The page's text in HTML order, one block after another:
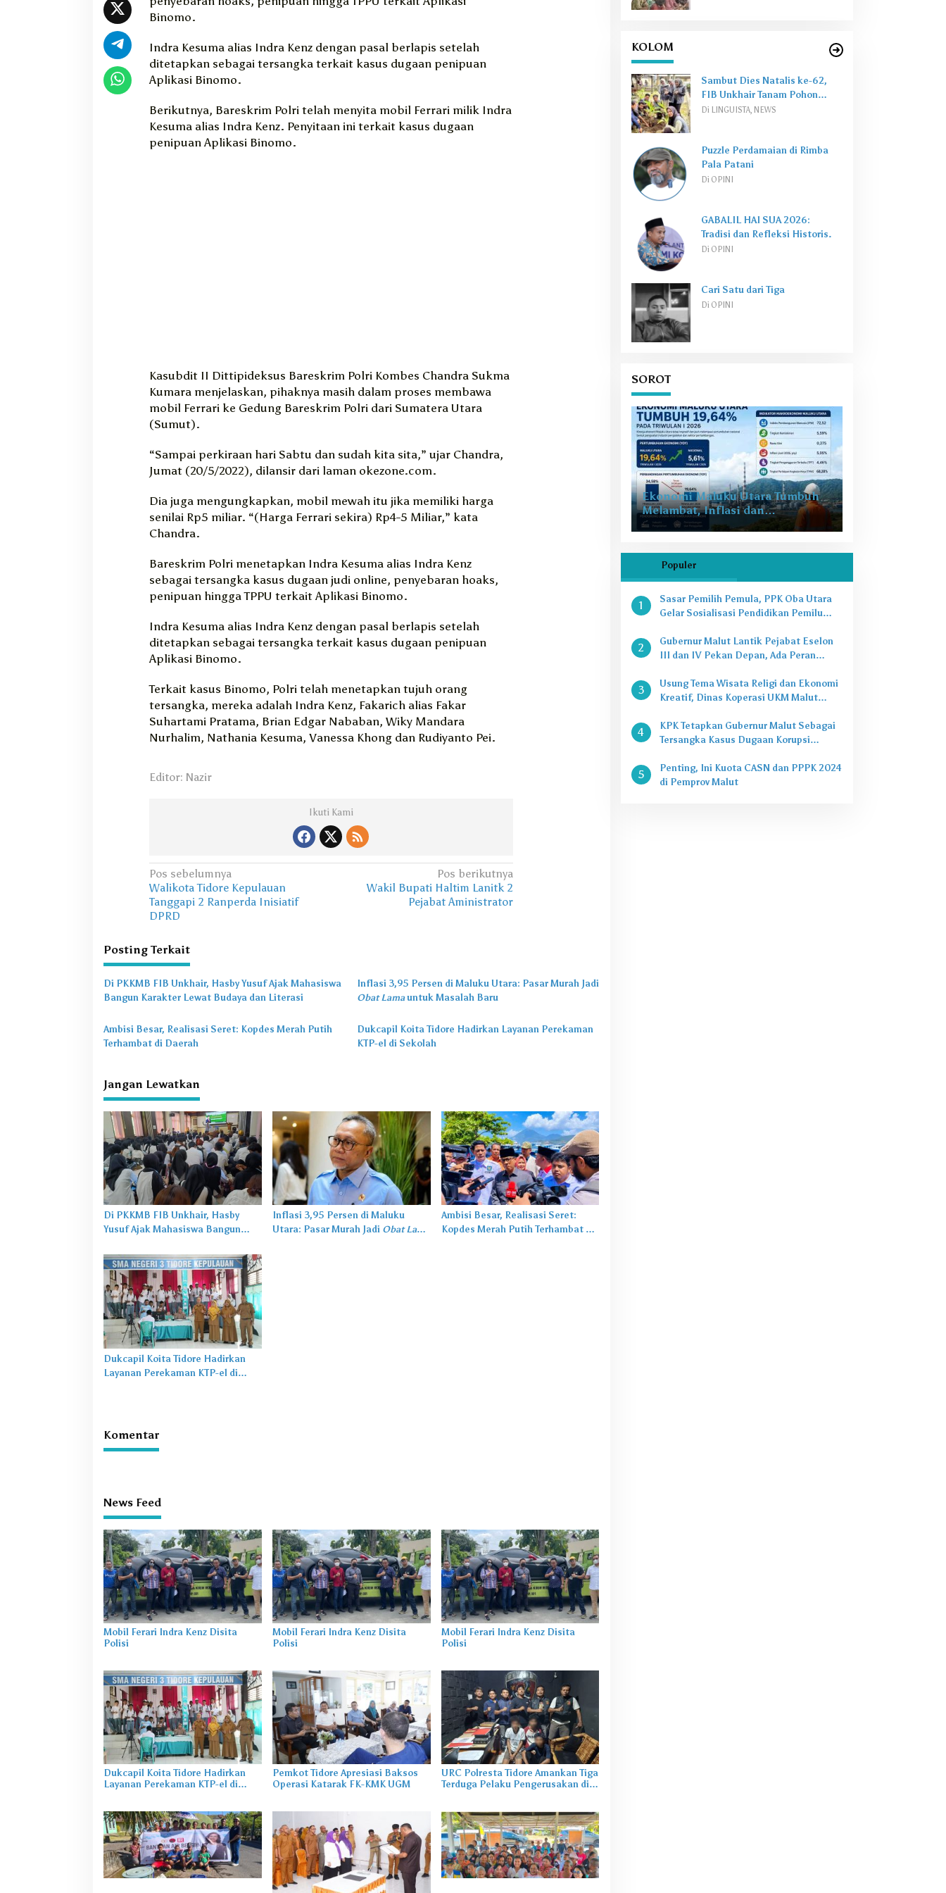
Binomo.
Indra Kesuma alias Indra Kenz dengan pasal berlapis setelah
ditetapkan sebagai tersangka terkait kasus dugaan penipuan
Aplikasi Binomo.
Berikutnya, Bareskrim Polri telah menyita mobil Ferrari milik Indra
Kesuma alias Indra Kenz. Penyitaan ini terkait kasus dugaan
penipuan Aplikasi Binomo.
Kasubdit II Dittipideksus Bareskrim Polri Kombes Chandra Sukma
Kumara menjelaskan, pihaknya masih dalam proses membawa
mobil Ferrari ke Gedung Bareskrim Polri dari Sumatera Utara
(Sumut).
“Sampai perkiraan hari Sabtu dan sudah kita sita,” ujar Chandra,
Jumat (20/5/2022), dilansir dari laman okezone.com.
Dia juga mengungkapkan, mobil mewah itu jika memiliki harga
senilai Rp5 miliar. “(Harga Ferrari sekira) Rp4-5 Miliar,” kata
Chandra.
Bareskrim Polri menetapkan Indra Kesuma alias Indra Kenz
sebagai tersangka kasus dugaan judi online, penyebaran hoaks,
penipuan hingga TPPU terkait Aplikasi Binomo.
Indra Kesuma alias Indra Kenz dengan pasal berlapis setelah
ditetapkan sebagai tersangka terkait kasus dugaan penipuan
Aplikasi Binomo.
Terkait kasus Binomo, Polri telah menetapkan tujuh orang
tersangka, mereka adalah Indra Kenz, Fakarich alias Fakar
Suhartami Pratama, Brian Edgar Nababan, Wiky Mandara
Nurhalim, Nathania Kesuma, Vanessa Khong dan Rudiyanto Pei.
Editor: Nazir
Ikuti Kami
N
a
v
g
a
s
p
s
Pos sebelumnya
Walikota Tidore Kepulauan
Tanggapi 2 Ranperda Inisiatif
DPRD
Pos berikutnya
Wakil Bupati Haltim Lanitk 2
Pejabat Aministrator
Posting Terkait
Di PKKMB FIB Unkhair, Hasby Yusuf Ajak Mahasiswa
Bangun Karakter Lewat Budaya dan Literasi
Inflasi 3,95 Persen di Maluku Utara: Pasar Murah Jadi
Obat Lamauntuk Masalah Baru
Ambisi Besar, Realisasi Seret: Kopdes Merah Putih
Terhambat di Daerah
Dukcapil Koita Tidore Hadirkan Layanan Perekaman
KTP-el di Sekolah
Jangan Lewatkan
Di PKKMB FIB Unkhair, Hasby
Yusuf Ajak Mahasiswa Bangun
Literasi
Inflasi 3,95 Persen di Maluku
Utara: Pasar Murah Jadi Obat Lama
Ambisi Besar, Realisasi Seret:
Kopdes Merah Putih Terhambat di
Dukcapil Koita Tidore Hadirkan
Layanan Perekaman KTP-el di
Komentar
News Feed
Mobil Ferari Indra Kenz Disita
Polisi
Mobil Ferari Indra Kenz Disita
Polisi
Mobil Ferari Indra Kenz Disita
Polisi
Dukcapil Koita Tidore Hadirkan
Layanan Perekaman KTP-el di
Pemkot Tidore Apresiasi Baksos
Operasi Katarak FK-KMK UGM
URC Polresta Tidore Amankan Tiga
Terduga Pelaku Pengerusakan di
KOLOM
Sambut Dies Natalis ke-62,
FIB Unkhair Tanam Pohon
PerkuatGreen Campus
Di LINGUISTA, NEWS
Puzzle Perdamaian di Rimba
Pala Patani
Di OPINI
GABALIL HAI SUA 2026:
Tradisi dan Refleksi Historis.
Di OPINI
Cari Satu dari Tiga
Di OPINI
SOROT
Ekonomi Maluku Utara Tumbuh
Melambat, Inflasi dan
Pengangguran Jadi Alarm Baru
Populer
1
Sasar Pemilih Pemula, PPK Oba Utara
Gelar Sosialisasi Pendidikan Pemilu
2
Gubernur Malut Lantik Pejabat Eselon
III dan IV Pekan Depan, Ada Peran
3
Usung Tema Wisata Religi dan Ekonomi
Kreatif, Dinas Koperasi UKM Malut
Raya Sofifi
4
KPK Tetapkan Gubernur Malut Sebagai
Tersangka Kasus Dugaan Korupsi
5
Penting, Ini Kuota CASN dan PPPK 2024
di Pemprov Malut